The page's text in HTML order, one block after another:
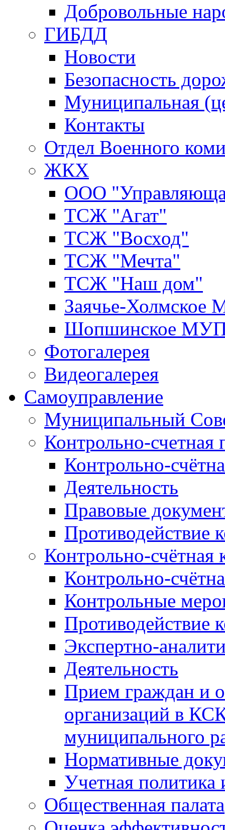
Добровольные
ГИБДД
Новости
Безопасность
Муниципальная
Контакты
Отдел Военного
ЖКХ
ООО
ТСЖ "Агат"
ТСЖ "Восход"
ТСЖ "Мечта"
ТСЖ "Наш дом"
Заячье-
Шопшинское
Фотогалерея
Видеогалерея
Самоуправление
Муниципальный
Контрольно-счетная
Контрольно-
Деятельность
Правовые
Противодействие
Контрольно-счётная
Контрольно-
Контрольные
Противодействие
Экспертно-
Деятельность
Прием граждан и
организаций в
муниципального
Нормативные
Учетная политика
Общественная палата